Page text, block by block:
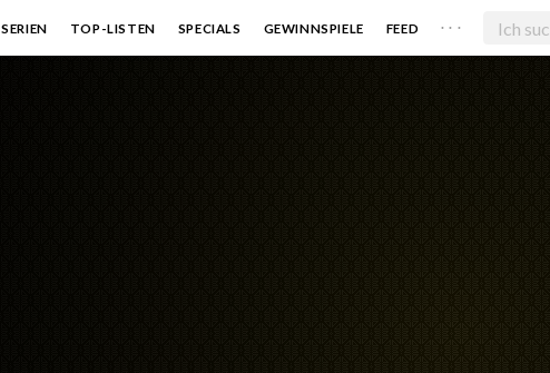
SERIEN TOP-LISTEN SPECIALS GEWINNSPIELE FEED . . .